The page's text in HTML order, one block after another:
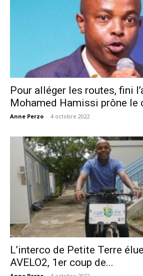
Pour alléger les routes, fini
Mohamed Hamissi prône le
Anne Perzo - 4 octobre 2022
L’interco de Petite Terre
AVELO2, 1er coup de...